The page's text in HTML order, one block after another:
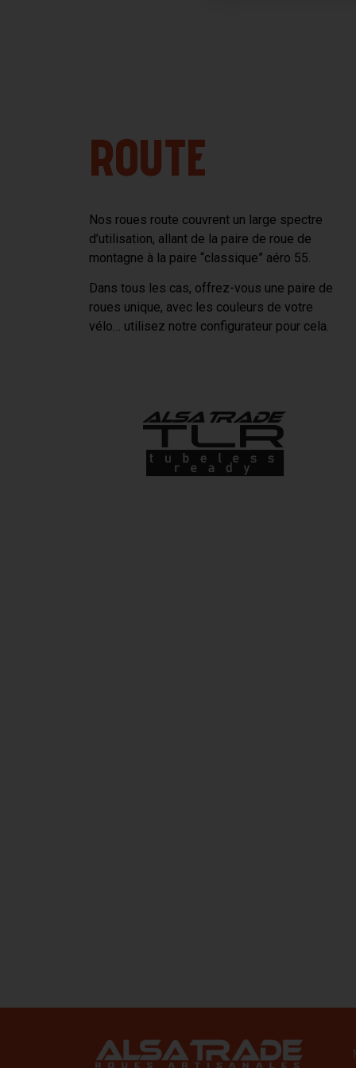
ROUTE
Nos roues route couvrent un large spectre
d’utilisation, allant de la paire de roue de
montagne à la paire “classique” aéro 55.
Dans tous les cas, offrez-vous une paire de
roues unique, avec les couleurs de votre
vélo… utilisez notre configurateur pour cela.